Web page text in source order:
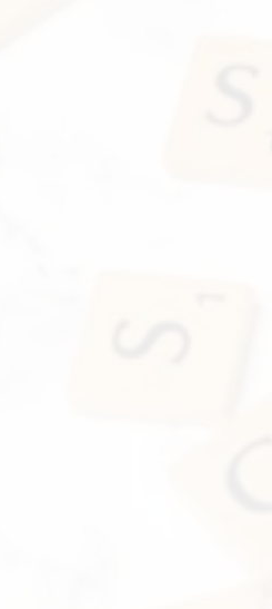
kulturellen und
des jeweiligen
ist es, Eigentümer
zu sensibilisieren und sie für
zu motivieren.
entweder als umfassende
schrittweises Vorgehen
sein, abhängig von
des Objekts. Die
sind nicht
eine sinnvolle
an. Der Fahrplan
Verbesserung eines Hauses
verschiedene Aspekte